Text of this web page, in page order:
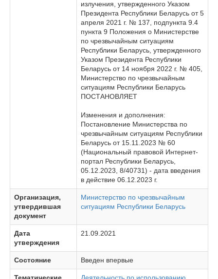
излучения, утвержденного Указом
Президента Республики Беларусь от 5
апреля 2021 г. № 137, подпункта 9.4
пункта 9 Положения о Министерстве
по чрезвычайным ситуациям
Республики Беларусь, утвержденного
Указом Президента Республики
Беларусь от 14 ноября 2022 г. № 405,
Министерство по чрезвычайным
ситуациям Республики Беларусь
ПОСТАНОВЛЯЕТ
Изменения и дополнения:
Постановление Министерства по
чрезвычайным ситуациям Республики
Беларусь от 15.11.2023 № 60
(Национальный правовой Интернет-
портал Республики Беларусь,
05.12.2023, 8/40731) - дата введения
в действие 06.12.2023 г.
Организация,
утвердившая
документ
Министерство по чрезвычайным
ситуациям Республики Беларусь
Дата
утверждения
21.09.2021
Состояние Введен впервые